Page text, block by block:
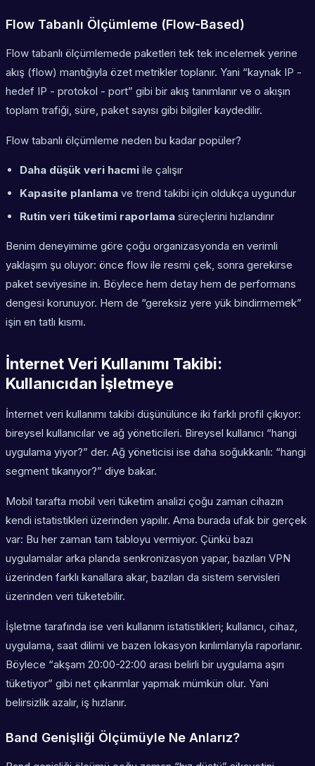
Flow Tabanlı Ölçümleme (Flow-Based)
Flow tabanlı ölçümlemede paketleri tek tek incelemek yerine
akış (flow) mantığıyla özet metrikler toplanır. Yani “kaynak IP -
hedef IP - protokol - port” gibi bir akış tanımlanır ve o akışın
toplam trafiği, süre, paket sayısı gibi bilgiler kaydedilir.
Flow tabanlı ölçümleme neden bu kadar popüler?
Daha düşük veri hacmi ile çalışır
Kapasite planlama ve trend takibi için oldukça uygundur
Rutin veri tüketimi raporlama süreçlerini hızlandırır
Benim deneyimime göre çoğu organizasyonda en verimli
yaklaşım şu oluyor: önce flow ile resmi çek, sonra gerekirse
paket seviyesine in. Böylece hem detay hem de performans
dengesi korunuyor. Hem de “gereksiz yere yük bindirmemek”
işin en tatlı kısmı.
İnternet Veri Kullanımı Takibi:
Kullanıcıdan İşletmeye
İnternet veri kullanımı takibi düşünülünce iki farklı profil çıkıyor:
bireysel kullanıcılar ve ağ yöneticileri. Bireysel kullanıcı “hangi
uygulama yiyor?” der. Ağ yöneticisi ise daha soğukkanlı: “hangi
segment tıkanıyor?” diye bakar.
Mobil tarafta mobil veri tüketim analizi çoğu zaman cihazın
kendi istatistikleri üzerinden yapılır. Ama burada ufak bir gerçek
var: Bu her zaman tam tabloyu vermiyor. Çünkü bazı
uygulamalar arka planda senkronizasyon yapar, bazıları VPN
üzerinden farklı kanallara akar, bazıları da sistem servisleri
üzerinden veri tüketebilir.
İşletme tarafında ise veri kullanım istatistikleri; kullanıcı, cihaz,
uygulama, saat dilimi ve bazen lokasyon kırılımlarıyla raporlanır.
Böylece “akşam 20:00-22:00 arası belirli bir uygulama aşırı
tüketiyor” gibi net çıkarımlar yapmak mümkün olur. Yani
belirsizlik azalır, iş hızlanır.
Band Genişliği Ölçümüyle Ne Anlarız?